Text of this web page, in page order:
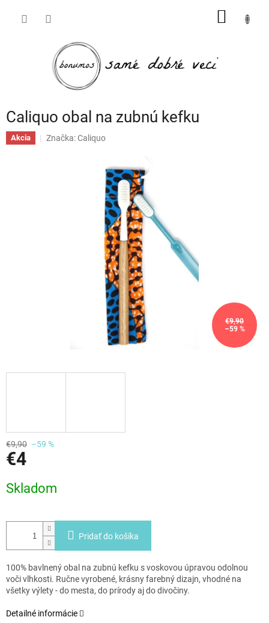
Caliquo obal na zubnú kefku
Akcia Značka:Caliquo
€9,90
–59 %
€9,90 –59 %
€4
cena:
Skladom
Pridať do košíka
100% bavlnený obal na zubnú kefku s voskovou úpravou odolnou
voči vlhkosti. Ručne vyrobené, krásny farebný dizajn, vhodné na
všetky výlety - do mesta, do prírody aj do divočiny.
Detailné informácie